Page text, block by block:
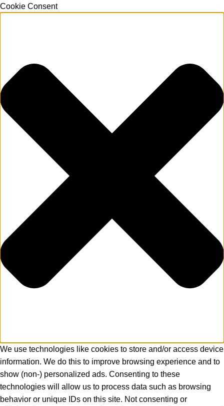
Cookie Consent
We use technologies like cookies to store and/or access device
information. We do this to improve browsing experience and to
show (non-) personalized ads. Consenting to these
technologies will allow us to process data such as browsing
behavior or unique IDs on this site. Not consenting or